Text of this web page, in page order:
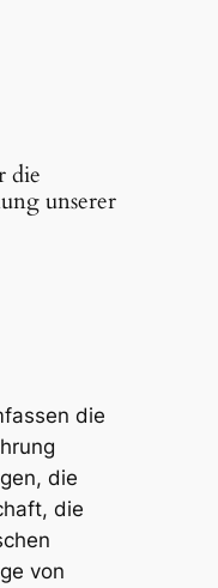
die
unserer
die
die
die
von